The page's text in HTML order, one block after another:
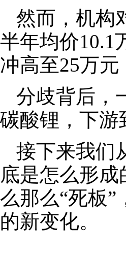
然而，机构
半年均价10.1
冲高至25万
分歧背后，
碳酸锂，下游
接下来我们
底是怎么形
么那么“死板”
的新变化。